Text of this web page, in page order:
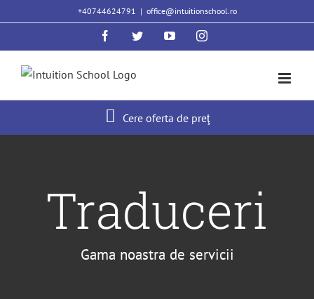
to
+40744624791 | office@intuitionschool.ro
FacebookTwitterYouTubeInstagram
Cere oferta de preţ
Traduceri
Gama noastra de servicii